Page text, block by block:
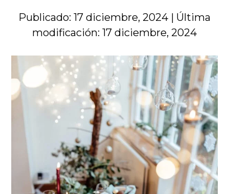
Publicado: 17 diciembre, 2024 | Última
modificación: 17 diciembre, 2024